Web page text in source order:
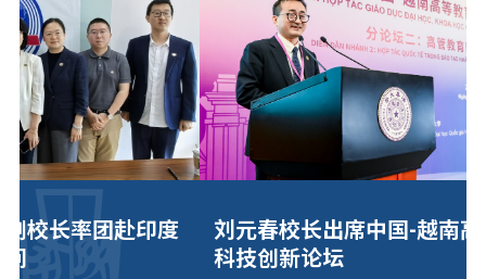
刘元春校长出席中国-越南高等教育合作与